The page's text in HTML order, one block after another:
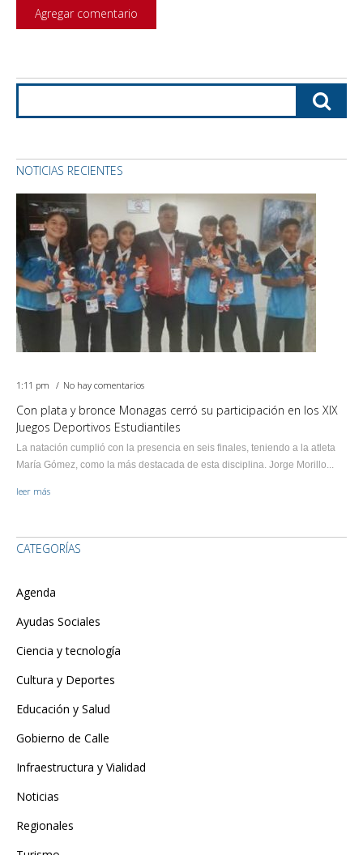
NOTICIAS RECIENTES
1:11 pm No hay comentarios
Con plata y bronce Monagas cerró su participación en los XIX
Juegos Deportivos Estudiantiles
La natación cumplió con la presencia en seis finales, teniendo a la atleta
María Gómez, como la más destacada de esta disciplina. Jorge Morillo...
leer más
CATEGORÍAS
Agenda
Ayudas Sociales
Ciencia y tecnología
Cultura y Deportes
Educación y Salud
Gobierno de Calle
Infraestructura y Vialidad
Noticias
Regionales